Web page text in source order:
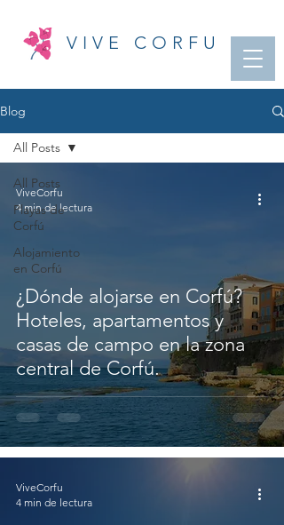
VIVE CORFU
Blog
All Posts
Playas de
Corfú
Alojamiento
en Corfú
All Posts
¿Dónde alojarse en Corfú?
Hoteles, apartamentos y
casas de campo en la zona
central de Corfú.
ViveCorfu
4 min de lectura
ViveCorfu
4 min de lectura